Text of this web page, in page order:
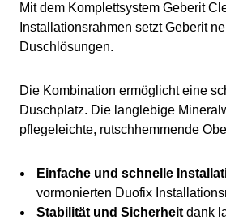
Mit dem Komplettsystem Geberit
Installationsrahmen setzt Geberit
Duschlösungen.
Die Kombination ermöglicht eine
Duschplatz. Die langlebige
pflegeleichte, rutschhemmende
Einfache und schnelle
vormonierten Duofix
Stabilität und Sicherheit dank